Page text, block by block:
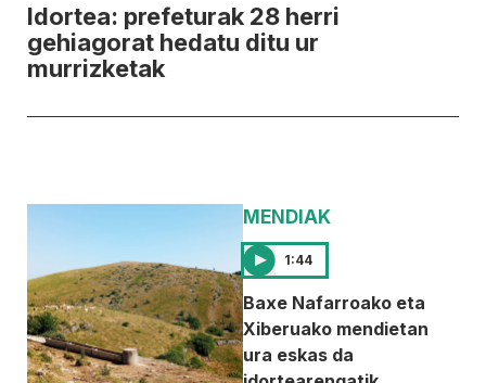
Idortea: prefeturak 28 herri
gehiagorat hedatu ditu ur
murrizketak
MENDIAK
1:44
Baxe Nafarroako eta
Xiberuako mendietan
ura eskas da